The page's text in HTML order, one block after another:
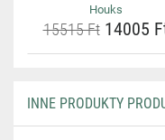
Houks
15515 Ft14005
INNE PRODUKTY